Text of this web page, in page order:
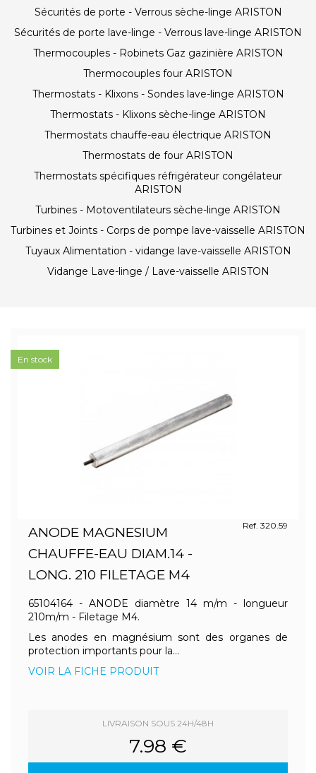
Sécurités de porte - Verrous sèche-linge ARISTON
Sécurités de porte lave-linge - Verrous lave-linge ARISTON
Thermocouples - Robinets Gaz gazinière ARISTON
Thermocouples four ARISTON
Thermostats - Klixons - Sondes lave-linge ARISTON
Thermostats - Klixons sèche-linge ARISTON
Thermostats chauffe-eau électrique ARISTON
Thermostats de four ARISTON
Thermostats spécifiques réfrigérateur congélateur
ARISTON
Turbines - Motoventilateurs sèche-linge ARISTON
Turbines et Joints - Corps de pompe lave-vaisselle ARISTON
Tuyaux Alimentation - vidange lave-vaisselle ARISTON
Vidange Lave-linge / Lave-vaisselle ARISTON
ANODE MAGNESIUM
CHAUFFE-EAU DIAM.14 -
LONG. 210 FILETAGE M4
Ref. 320.59
65104164 - ANODE diamètre 14 m/m - longueur
210m/m - Filetage M4.
Les anodes en magnésium sont des organes de
protection importants pour la...
VOIR LA FICHE PRODUIT
LIVRAISON SOUS 24H/48H
7.98 €
En stock